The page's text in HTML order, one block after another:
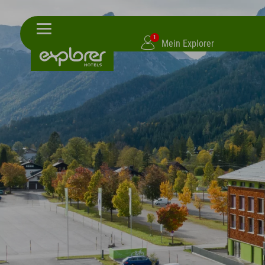
1
Mein Explorer